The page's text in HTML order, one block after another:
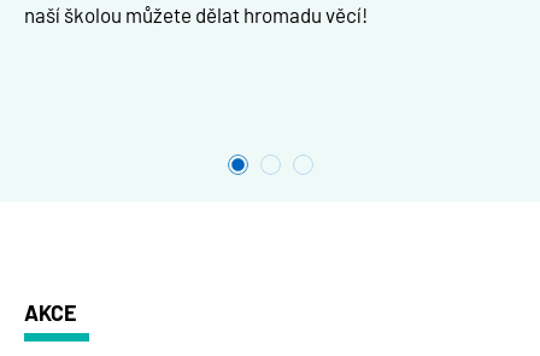
naší školou můžete dělat hromadu věcí!
AKCE